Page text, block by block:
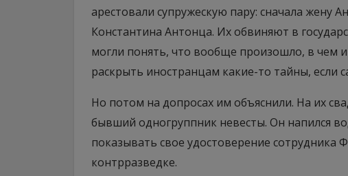
арестовали супружескую пару: сначала жену
Константина Антонца. Их обвиняют в
могли понять, что вообще произошло, в чем
раскрыть иностранцам какие-то тайны, если
Но потом на допросах им объяснили. На их
бывший одногруппник невесты. Он напился
показывать свое удостоверение сотрудника
контрразведке.